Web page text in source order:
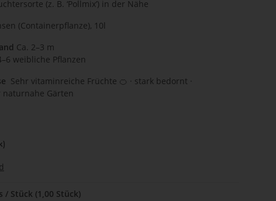
(z. B. ‘Pollmix’) in der Nähe
(Containerpflanze), 10l
Ca. 2–3 m
weibliche Pflanzen
Sehr vitaminreiche Früchte 🍊 · stark bedornt ·
Gärten
/ Stück (1,00 Stück)